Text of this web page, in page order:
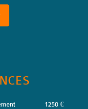
1250 €